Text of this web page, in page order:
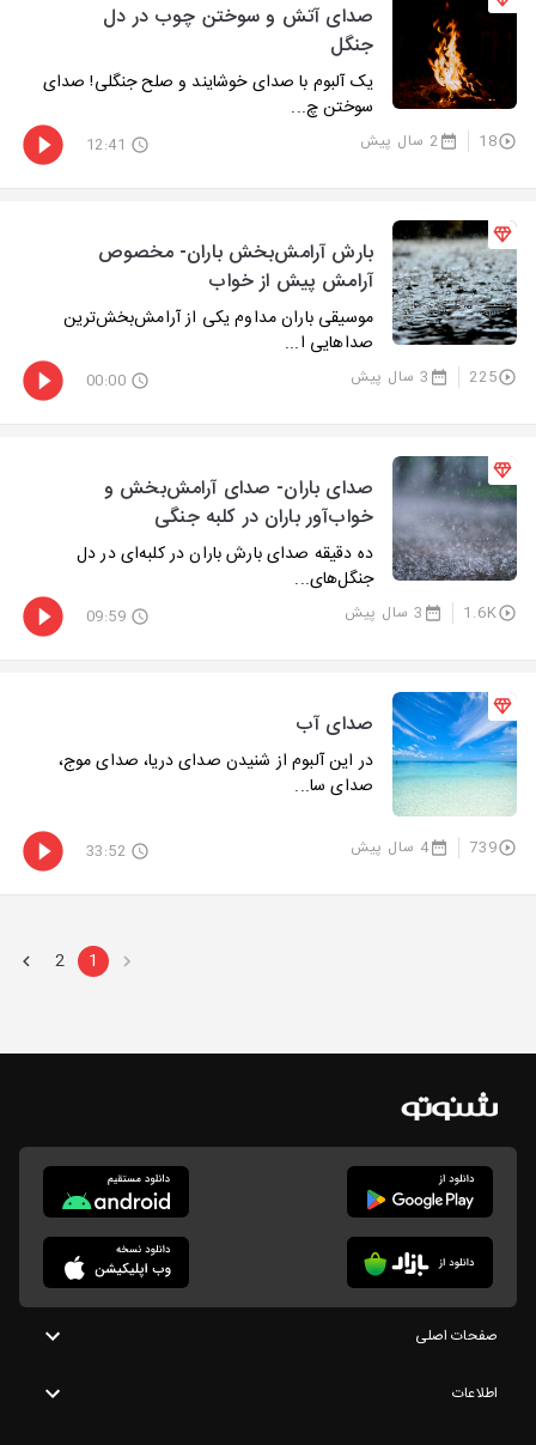
صدای آتش و سوختن چوب در دل
جنگل
یک آلبوم با صدای خوشایند و صلح جنگلی! صدای
سوختن چ...
18 2 سال پیش 12:41
بارش آرامش‌بخش باران- مخصوص
آرامش پیش از خواب
موسیقی باران مداوم یکی از آرامش‌بخش‌ترین
صداهایی ا...
225 3 سال پیش 00:00
صدای باران- صدای آرامش‌بخش و
خواب‌آور باران در کلبه جنگی
ده دقیقه صدای بارش باران در کلبه‌ای در دل
جنگل‌های...
1.6K 3 سال پیش 09:59
صدای آب
در این آلبوم از شنیدن صدای دریا، صدای موج،
صدای سا...
739 4 سال پیش 33:52
1
2
صفحات اصلی
اطلاعات